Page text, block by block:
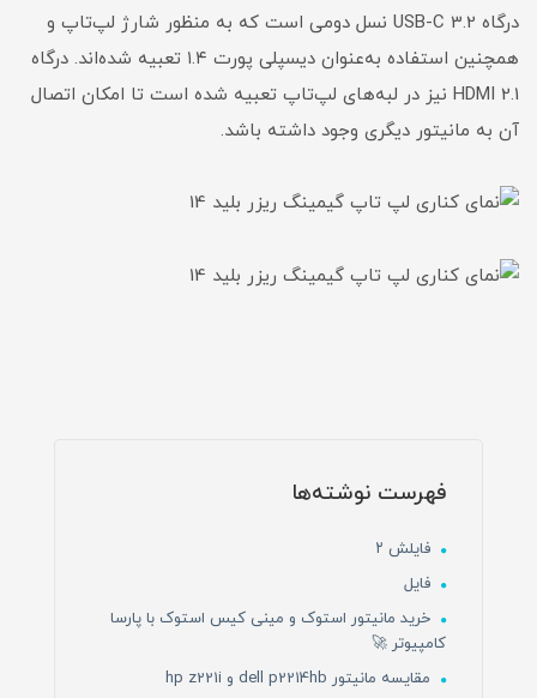
درگاه USB-C 3.2 نسل دومی است که به منظور شارژ لپ‌تاپ و
همچنین استفاده به‌عنوان دیسپلی پورت ۱.۴ تعبیه شده‌اند. درگاه
HDMI 2.1 نیز در لبه‌های لپ‌تاپ تعبیه شده است تا امکان اتصال
آن به مانیتور دیگری وجود داشته باشد.
فهرست نوشته‌ها
فایلش ۲
فایل
خرید مانیتور استوک و مینی کیس استوک با پارسا
کامپیوتر 🚀
مقایسه مانیتور dell p2214hb و hp z221i